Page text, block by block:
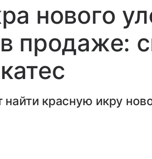
нового
продаже:
красную икру